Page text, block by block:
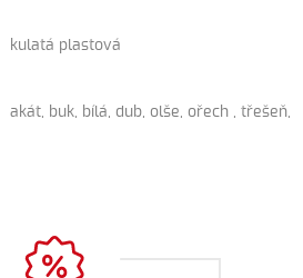
kulatá plastová
akát, buk, bílá, dub, olše, ořech , třešeň,